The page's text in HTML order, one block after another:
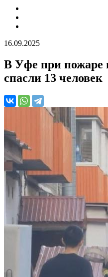
16.09.2025
В Уфе при пожаре
спасли 13 человек